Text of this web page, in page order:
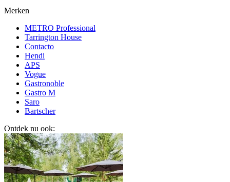
Merken
METRO Professional
Tarrington House
Contacto
Hendi
APS
Vogue
Gastronoble
Gastro M
Saro
Bartscher
Ontdek nu ook: